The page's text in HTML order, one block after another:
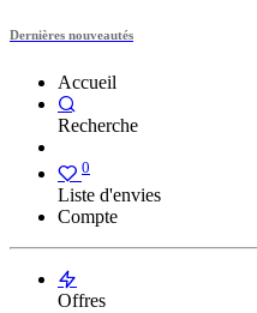
Dernières nouveautés
Accueil
Recherche
0
Liste d'envies
Compte
Offres